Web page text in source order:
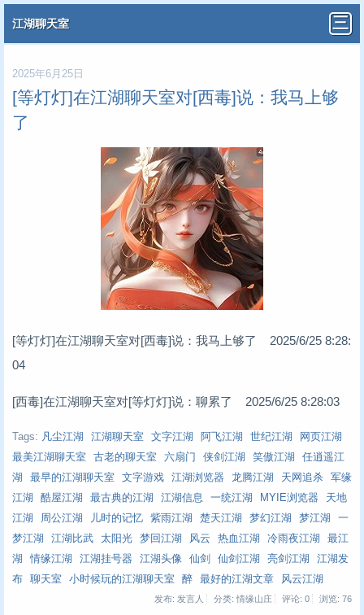
江湖聊天室
2025年6月25日
[等灯灯]在江湖聊天室对[西毒]说：我马上够
了
[等灯灯]在江湖聊天室对[西毒]说：我马上够了 2025/6/25 8:28:
04
[西毒]在江湖聊天室对[等灯灯]说：聊累了 2025/6/25 8:28:03
Tags: 凡尘江湖 江湖聊天室 文字江湖 阿飞江湖 世纪江湖
网页江湖
最美江湖聊天室
古老的聊天室 六扇门 侠剑江湖 笑傲江湖
任逍遥江
湖
最早的江湖聊天室 文字游戏 江湖浏览器 龙腾江湖 天网追杀
军缘
江湖
酷屋江湖 最古典的江湖 江湖信息 一统江湖 MYIE浏览器
天地
江湖
周公江湖 儿时的记忆 紫雨江湖 楚天江湖 梦幻江湖 梦江湖
一
梦江湖
江湖比武 太阳光 梦回江湖 风云 热血江湖 冷雨夜江湖
最江
湖
情缘江湖 江湖挂号器 江湖头像 仙剑 仙剑江湖 亮剑江湖
江湖发
布
聊天室 小时候玩的江湖聊天室 醉 最好的江湖文章 风云江湖
发布: 发言人 分类: 情缘山庄 评论: 0 浏览: 76